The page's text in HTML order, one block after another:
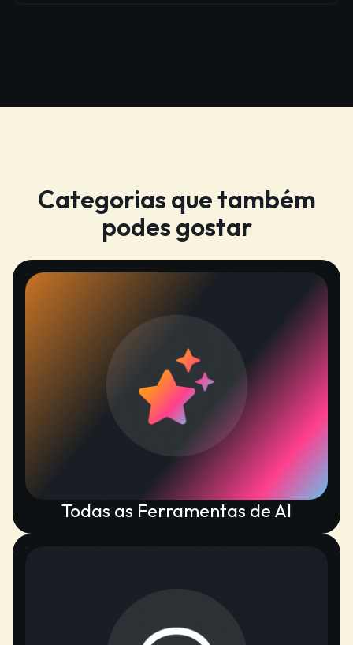
Categorias que também
podes gostar
Todas as Ferramentas de AI